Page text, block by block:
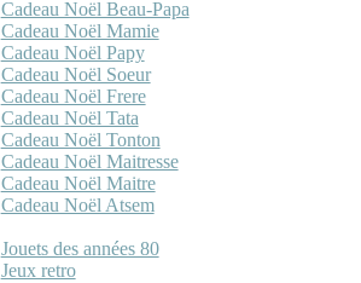
Cadeau Noël Beau-Papa
Cadeau Noël Mamie
Cadeau Noël Papy
Cadeau Noël Soeur
Cadeau Noël Frere
Cadeau Noël Tata
Cadeau Noël Tonton
Cadeau Noël Maitresse
Cadeau Noël Maitre
Cadeau Noël Atsem
Jouets des années 80
Jeux retro